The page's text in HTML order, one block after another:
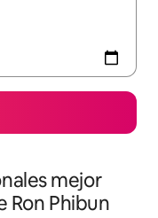
mejor
Ron Phibun